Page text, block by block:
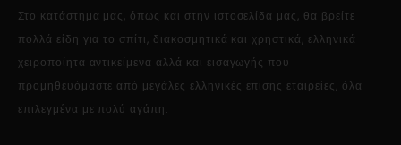
Στο κατάστημα μας, όπως και στην ιστοσελίδα μας, θα βρείτε
πολλά είδη για το σπίτι, διακοσμητικά και χρηστικά, ελληνικά
χειροποίητα αντικείμενα αλλά και εισαγωγής που
προμηθευόμαστε από μεγάλες ελληνικές επίσης εταιρείες, όλα
επιλεγμένα με πολύ αγάπη.